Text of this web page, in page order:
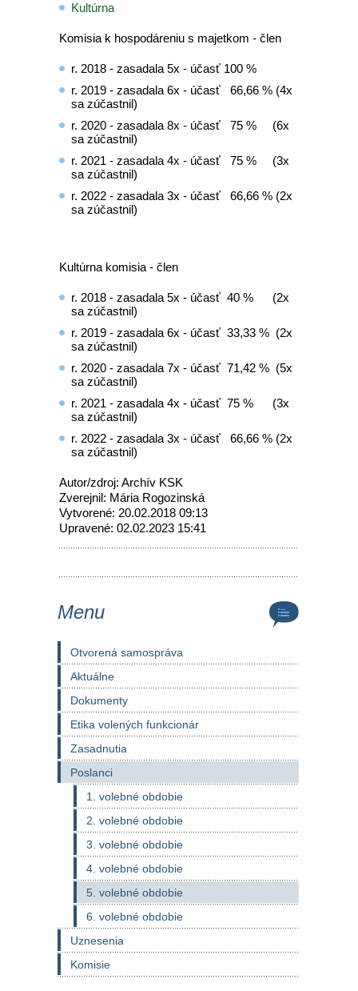
Kultúrna
Komisia k hospodáreniu s majetkom - člen
r. 2018 - zasadala 5x - účasť 100 %
r. 2019 - zasadala 6x - účasť 66,66 % (4x
sa zúčastnil)
r. 2020 - zasadala 8x - účasť 75 % (6x
sa zúčastnil)
r. 2021 - zasadala 4x - účasť 75 % (3x
sa zúčastnil)
r. 2022 - zasadala 3x - účasť 66,66 % (2x
sa zúčastnil)
Kultúrna komisia - člen
r. 2018 - zasadala 5x - účasť 40 % (2x
sa zúčastnil)
r. 2019 - zasadala 6x - účasť 33,33 % (2x
sa zúčastnil)
r. 2020 - zasadala 7x - účasť 71,42 % (5x
sa zúčastnil)
r. 2021 - zasadala 4x - účasť 75 % (3x
sa zúčastnil)
r. 2022 - zasadala 3x - účasť 66,66 % (2x
sa zúčastnil)
Autor/zdroj: Archív KSK
Zverejnil: Mária Rogozinská
Vytvorené: 20.02.2018 09:13
Upravené: 02.02.2023 15:41
Menu
Otvorená samospráva
Aktuálne
Dokumenty
Etika volených funkcionár
Zasadnutia
Poslanci
1. volebné obdobie
2. volebné obdobie
3. volebné obdobie
4. volebné obdobie
5. volebné obdobie
6. volebné obdobie
Uznesenia
Komisie